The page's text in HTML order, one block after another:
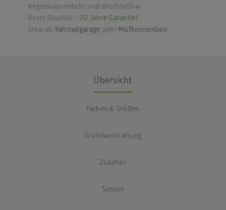
Regenwasserdicht und abschließbar
Beste Qualität – 20 Jahre Garantie!
Ideal als Fahrradgarage oder Mülltonnenbox
Übersicht
Farben & Größen
Grundausstattung
Zubehör
Service